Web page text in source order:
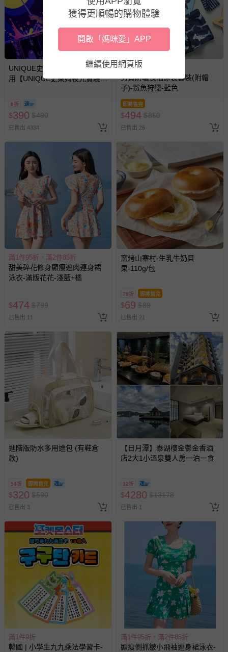
已拆封之以下類型商品：
-個人衛生用品（例如尿布、貼身衣物、泳裝、襪子、地
墊、寢具類等）。
-新生兒親膚衣物（嬰幼兒包巾與背巾、包屁衣、學習
褲、紗布衣等）。
-接觸性孕哺產品（奶嘴、奶瓶、擠乳器、哺乳衣、托腹
帶束縛衣、餐搖椅等）。
-其他原廠盒裝商品封口處已貼上「不可拆封」，或具警
示字句等說明貼紙、封條者。
國際航空、客運、訂房等服務。
相關的退換貨辦理流程，可詳見：
其他常見問題：
運送服務：目前提供的運送僅限台灣本島。如您位於離島地
區，可能會無法配送，或須依據商品需加收離島運費。廠商
亦保留出貨與否的權利。離島、偏遠地區、樓層親送等加價
費用，可能會另需加收。
商品實際的配達日期，可於訂單個人資料內的查詢訂單內，
已出貨通知之訊息為主。
如您收到商品，請依正常流程檢查是否完好，若商品遇瑕疵
情形，您可申請更換新品或退貨，請見：
若您對於會員帳號、商品訂購與資訊、購物流程、付款方
式、折價券與購物金的使用、退貨及商品運送方式等有疑
問，你可詳見：
媽咪愛客服中心。
助取消退款事宜。
商品如因「價格、組合」等錯誤原因，導致無法安排出貨，
會主動以簡訊及mail通知訂單取消事宜，並將提供適當補
償。
UNIQUE史萊姆實驗室 - 即買即
用【UNIQUE史萊姆夜光實驗室
8/30 (電子票券，於展期現場憑
訂單編號兌換，逾期作廢) (大
人小孩均一價(3歲以上需購票))
8折
$390 $490
已售出 4334
滿1件9折，滿2件85折
男寶防曬長袖泳裝套裝(附帽
子)-鯊魚狩獵-藍色
即將售完
$494 $850
已售出 26
滿1件95折，滿2件85折
甜美碎花修身顯瘦遮肉連身裙
泳衣-滿版花花-淺藍+橘
$474 $799
已售出 11
窯烤山寨村-生乳牛奶貝
果-110g/包
78折 即將售完
$69 $89
已售出 21
進階版防水多用途包 (有鞋倉
款)
54折 即將售完
$320 $590
已售出 3
【日月潭】泰湖樓金鬱金香酒
店2大1小溫泉雙人房一泊一食
32折
$4280 $13178
已售出 1
滿1件9折
韓國 | 小學生九九乘法學習卡-
滿1件95折，滿2件85折
顯瘦側抓皺小飛袖連身裙泳衣-
獲得更順暢的購物體驗
開啟「媽咪愛」APP
繼續使用網頁版